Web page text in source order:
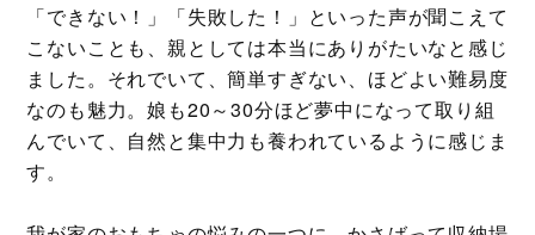
「できない！」「失敗した！」といった声が聞こえて
こないことも、親としては本当にありがたいなと感じ
ました。それでいて、簡単すぎない、ほどよい難易度
なのも魅力。娘も20～30分ほど夢中になって取り組
んでいて、自然と集中力も養われているように感じま
す。